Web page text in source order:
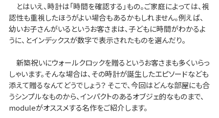
とはいえ、時計は「時間を確認する」もの。ご家庭によっては、視
認性も重視したほうがよい場合もあるかもしれません。例えば、
幼いお子さんがいるというお客さまは、子どもに時間がわかるよ
うに、とインデックスが数字で表示されたものを選んだり。
新築祝いにウォールクロックを贈るというお客さまも多くいらっ
しゃいます。そんな場合は、その時計が誕生したエピソードなども
添えて贈るなんてどうでしょう？ そこで、今回はどんな部屋にも合
うシンプルなものから、インパクトのあるオブジェ的なものまで、
moduleがオススメする名作をご紹介します。